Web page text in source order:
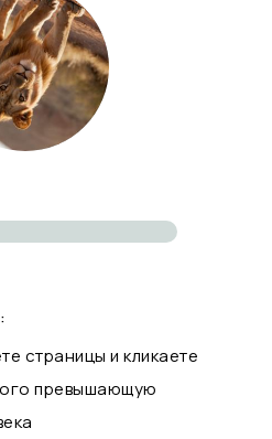
страницы и кликаете
превышающую